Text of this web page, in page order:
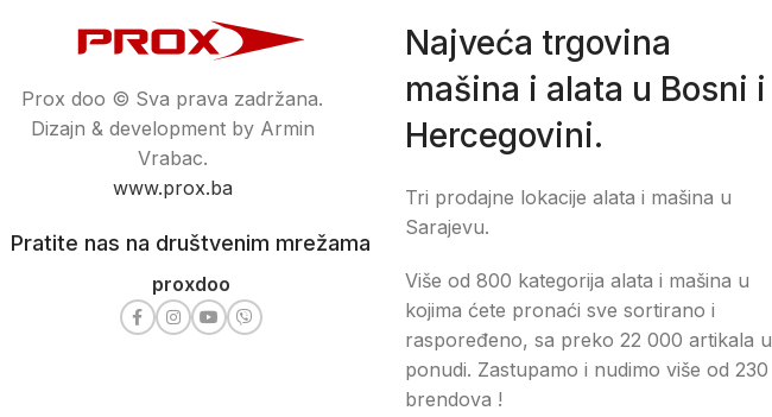
Prox doo © Sva prava zadržana.
Dizajn & development by Armin
Vrabac.
www.prox.ba
Pratite nas na društvenim mrežama
proxdoo
Najveća trgovina
mašina i alata u Bosni i
Hercegovini.
Tri prodajne lokacije alata i mašina u
Sarajevu.
Više od 800 kategorija alata i mašina u
kojima ćete pronaći sve sortirano i
raspoređeno, sa preko 22 000 artikala u
ponudi. Zastupamo i nudimo više od 230
brendova !